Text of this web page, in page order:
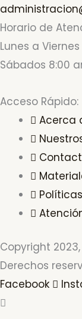
Horario de
Lunes a
Sábados 8:00
Acceso Rápido:
Acerca
Copyright
Derechos
Facebook